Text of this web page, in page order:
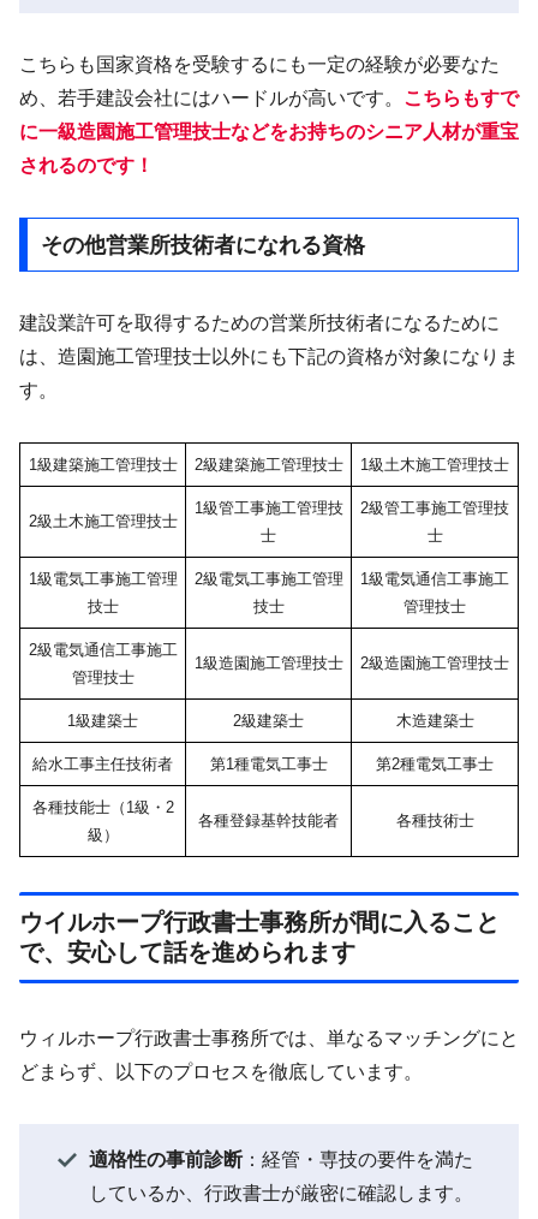
こちらも国家資格を受験するにも一定の経験が必要なた
め、若手建設会社にはハードルが高いです。 こちらもすで
に一級造園施工管理技士などをお持ちのシニア人材が重宝
されるのです！
その他営業所技術者になれる資格
建設業許可を取得するための営業所技術者になるために
は、造園施工管理技士以外にも下記の資格が対象になりま
す。
1級建築施工管理技士 2級建築施工管理技士 1級土木施工管理技士
2級土木施工管理技士
1級管工事施工管理技
士
2級管工事施工管理技
士
1級電気工事施工管理
技士
2級電気工事施工管理
技士
1級電気通信工事施工
管理技士
2級電気通信工事施工
管理技士
1級造園施工管理技士 2級造園施工管理技士
1級建築士 2級建築士 木造建築士
給水工事主任技術者 第1種電気工事士 第2種電気工事士
各種技能士（1級・2
級）
各種登録基幹技能者 各種技術士
ウイルホープ行政書士事務所が間に入ること
で、安心して話を進められます
ウィルホープ行政書士事務所では、単なるマッチングにと
どまらず、以下のプロセスを徹底しています。
適格性の事前診断：経管・専技の要件を満た
しているか、行政書士が厳密に確認します。